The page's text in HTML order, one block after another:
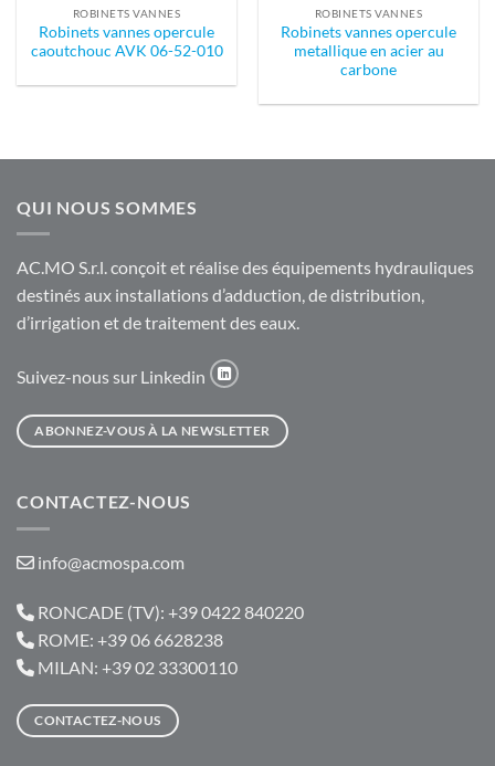
ROBINETS VANNES
Robinets vannes opercule
caoutchouc AVK 06-52-010
ROBINETS VANNES
Robinets vannes opercule
metallique en acier au
carbone
QUI NOUS SOMMES
AC.MO S.r.l. conçoit et réalise des équipements hydrauliques
destinés aux installations d’adduction, de distribution,
d’irrigation et de traitement des eaux.
Suivez-nous sur Linkedin
ABONNEZ-VOUS À LA NEWSLETTER
CONTACTEZ-NOUS
info@acmospa.com
RONCADE (TV): +39 0422 840220
ROME: +39 06 6628238
MILAN: +39 02 33300110
CONTACTEZ-NOUS